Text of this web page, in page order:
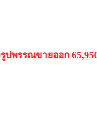
ปพรรณขายออก